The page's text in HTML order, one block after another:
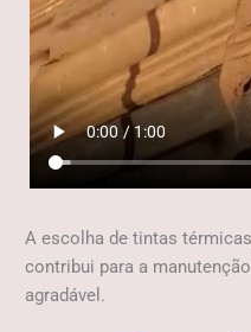
A escolha de tintas
contribui para a
agradável.